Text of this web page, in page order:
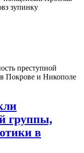
зупинку
группы,
в